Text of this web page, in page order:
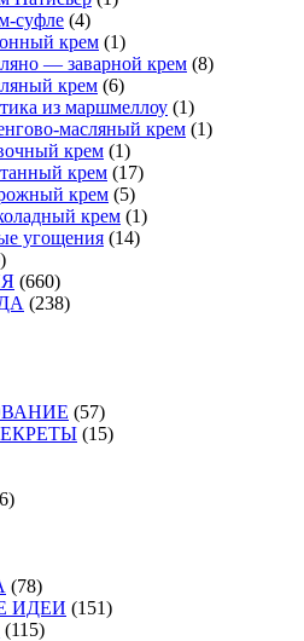
суфле (4)
крем (1)
— заварной крем (8)
крем (6)
из маршмеллоу (1)
масляный крем (1)
крем (1)
крем (17)
крем (5)
крем (1)
угощения (14)
(660)
(238)
(57)
(15)
(78)
ИДЕИ (151)
(115)